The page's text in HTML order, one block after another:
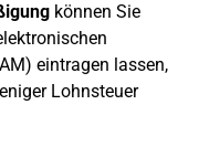
können Sie
eintragen lassen,
Lohnsteuer